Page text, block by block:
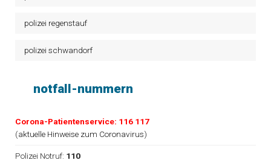
polizei regenstauf
polizei schwandorf
notfall-nummern
Corona-Patientenservice: 116 117
(aktuelle Hinweise zum Coronavirus)
Polizei Notruf: 110